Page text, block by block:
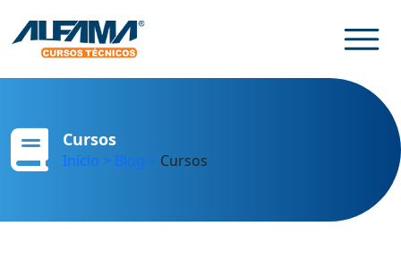
Cursos
Início > Blog > Cursos